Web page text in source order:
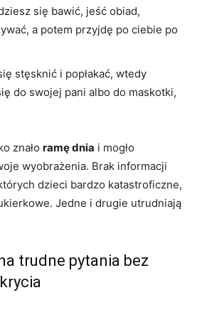
się bawić, jeść obiad,
a potem przyjdę po ciebie po
stęsknić i popłakać, wtedy
do swojej pani albo do maskotki,
znało ramę dnia i mogło
wyobrażenia. Brak informacji
dzieci bardzo katastroficzne,
Jedne i drugie utrudniają
trudne pytania bez